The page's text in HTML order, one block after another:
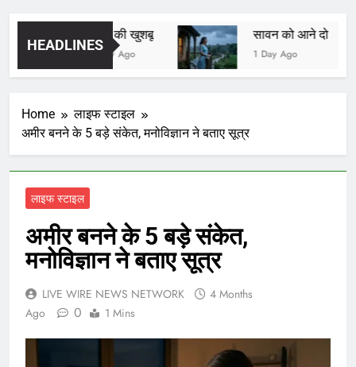
HEADLINES
यादों की खुशबू
1 Day Ago
सावन को आने दो
1 Day Ago
Home
लाइफ स्टाइल
अमीर बनने के 5 बड़े संकेत, मनोविज्ञान ने बताए सूत्र
लाइफ स्टाइल
अमीर बनने के 5 बड़े संकेत,
मनोविज्ञान ने बताए सूत्र
LIVE WIRE NEWS NETWORK
4 Months
Ago
0 1 Mins